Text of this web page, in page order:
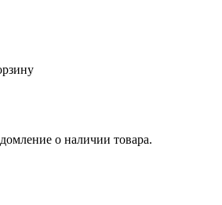
о наличии товара.